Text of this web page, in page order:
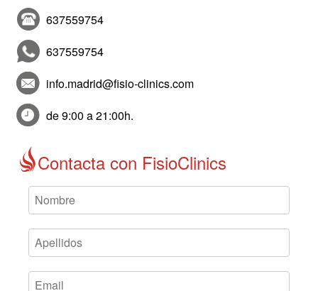
637559754
637559754
info.madrid@fisio-clinics.com
de 9:00 a 21:00h.
Contacta con FisioClinics